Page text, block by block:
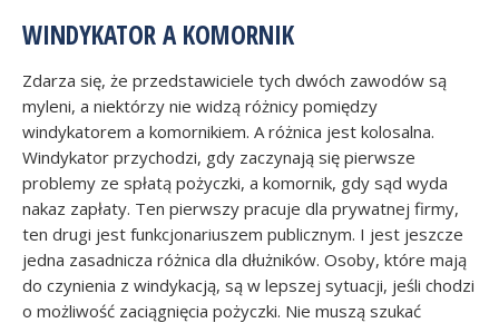
WINDYKATOR A KOMORNIK
Zdarza się, że przedstawiciele tych dwóch zawodów są
myleni, a niektórzy nie widzą różnicy pomiędzy
windykatorem a komornikiem. A różnica jest kolosalna.
Windykator przychodzi, gdy zaczynają się pierwsze
problemy ze spłatą pożyczki, a komornik, gdy sąd wyda
nakaz zapłaty. Ten pierwszy pracuje dla prywatnej firmy,
ten drugi jest funkcjonariuszem publicznym. I jest jeszcze
jedna zasadnicza różnica dla dłużników. Osoby, które mają
do czynienia z windykacją, są w lepszej sytuacji, jeśli chodzi
o możliwość zaciągnięcia pożyczki. Nie muszą szukać